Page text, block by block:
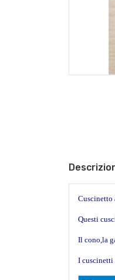
Questi
Il cono,la
I cuscinetti